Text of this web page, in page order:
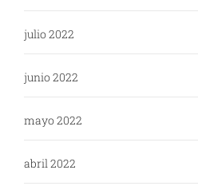
julio 2022
junio 2022
mayo 2022
abril 2022